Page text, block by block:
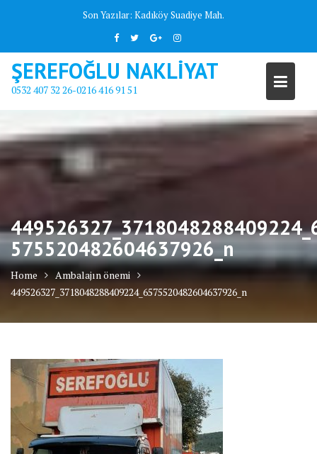
Son Yazılar: Kadıköy Suadiye Mah.
ŞEREFOĞLU NAKLİYAT
0532 407 32 26-0216 416 91 51
575520482604637926_n
Home
Ambalajın önemi
449526327_3718048288409224_6575520482604637926_n